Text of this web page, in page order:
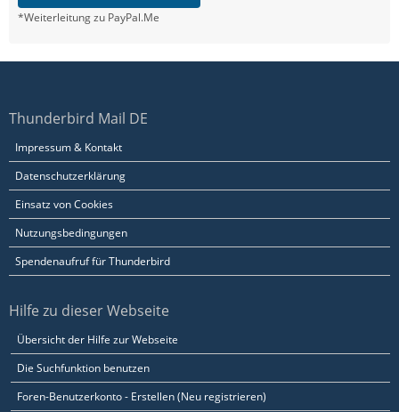
*Weiterleitung zu PayPal.Me
Thunderbird Mail DE
Impressum & Kontakt
Datenschutzerklärung
Einsatz von Cookies
Nutzungsbedingungen
Spendenaufruf für Thunderbird
Hilfe zu dieser Webseite
Übersicht der Hilfe zur Webseite
Die Suchfunktion benutzen
Foren-Benutzerkonto - Erstellen (Neu registrieren)